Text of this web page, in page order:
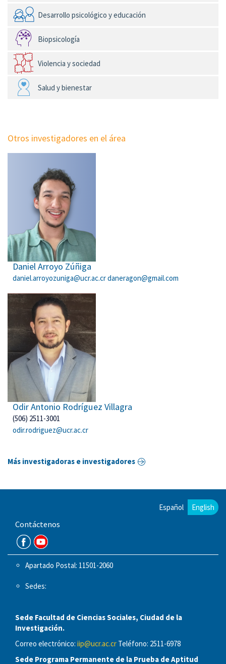
Desarrollo psicológico y educación
Biopsicología
Violencia y sociedad
Salud y bienestar
Otros investigadores en el área
Daniel Arroyo Zúñiga
daniel.arroyozuniga@ucr.ac.cr daneragon@gmail.com
Odir Antonio Rodríguez Villagra
(506) 2511-3001
odir.rodriguez@ucr.ac.cr
Más investigadoras e investigadores
Español English
Contáctenos
Apartado Postal: 11501-2060
Sedes:
Sede Facultad de Ciencias Sociales, Ciudad de la
Investigación.
Correo electrónico: iip@ucr.ac.cr Teléfono: 2511-6978
Sede Programa Permanente de la Prueba de Aptitud